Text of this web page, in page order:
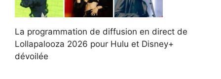
La programmation de diffusion en direct de
Lollapalooza 2026 pour Hulu et Disney+
dévoilée